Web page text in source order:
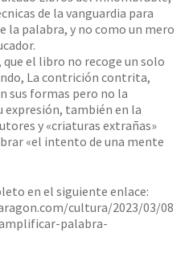
de la vanguardia para
la palabra, y no como un mero
que el libro no recoge un solo
La contrición contrita,
sus formas pero no la
expresión, también en la
y «criaturas extrañas»
«el intento de una mente
en el siguiente enlace:
cultura/2023/03/08
palabra-